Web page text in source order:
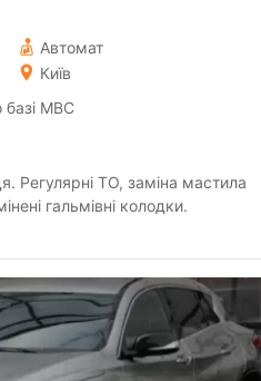
Автомат
Київ
базі МВС
гальмівні колодки.